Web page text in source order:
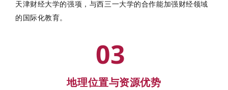
天津财经大学的强项，与西三一大学的合作能加强财经领域
的国际化教育。
03
地理位置与资源优势